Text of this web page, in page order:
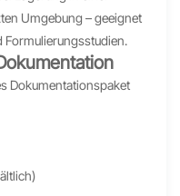
Umgebung – geeignet
Formulierungsstudien.
Dokumentationspaket